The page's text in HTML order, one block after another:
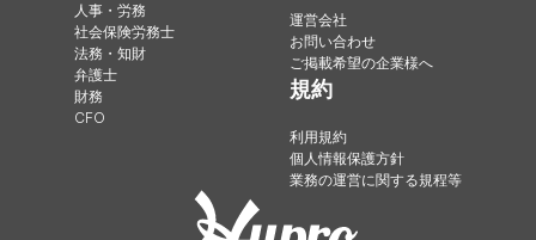
人事・労務
社会保険労務士
法務・知財
弁護士
財務
CFO
運営会社
お問い合わせ
ご掲載希望の企業様へ
規約
利用規約
個人情報保護方針
業務の運営に関する規程等